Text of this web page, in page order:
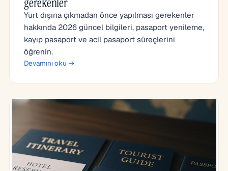
Yurt dışına çıkmadan önce yapılması gerekenler
hakkında 2026 güncel bilgileri, pasaport yenileme,
kayıp pasaport ve acil pasaport süreçlerini
öğrenin.
Devamını oku →